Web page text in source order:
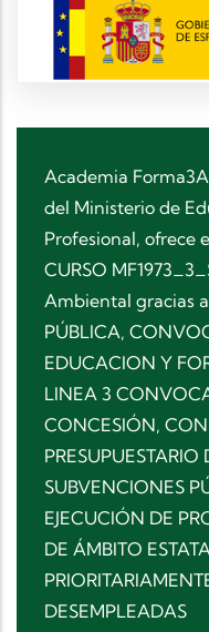
Academia
del Ministerio de
Profesional, ofrece
CURSO
Ambiental gracias
PÚBLICA,
EDUCACION Y
LINEA 3
CONCESIÓN,
PRESUPUESTARIO
SUBVENCIONES
EJECUCIÓN DE
DE ÁMBITO
DESEMPLEADAS